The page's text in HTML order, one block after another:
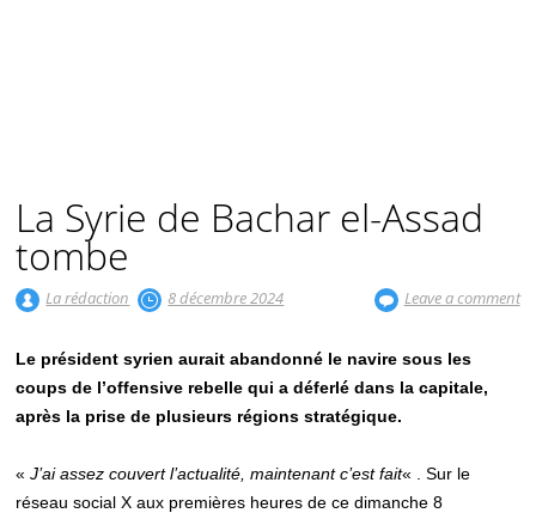
La Syrie de Bachar el-Assad
tombe
La rédaction 8 décembre 2024 Leave a comment
Le président syrien aurait abandonné le navire sous les
coups de l’offensive rebelle qui a déferlé dans la capitale,
après la prise de plusieurs régions stratégique.
«J’ai assez couvert l’actualité, maintenant c’est fait« . Sur le
réseau social X aux premières heures de ce dimanche 8